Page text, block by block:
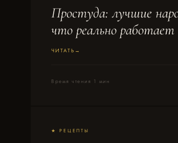
Простуда: лучшие
что реально работает
ЧИТАТЬ
Время чтения 1 мин
★ РЕЦЕПТЫ